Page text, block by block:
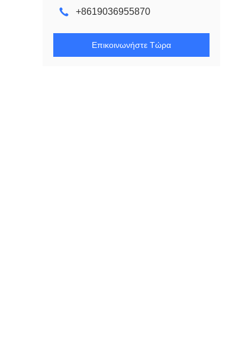
+8619036955870
Επικοινωνήστε Τώρα